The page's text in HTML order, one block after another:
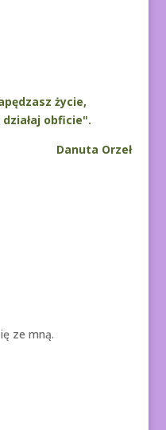
życie,
obficie".
Danuta Orzeł
ze mną.